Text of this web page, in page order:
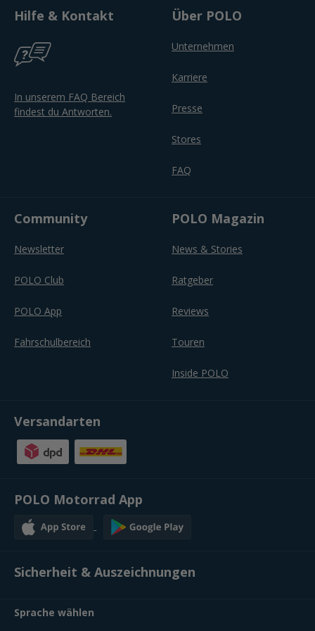
Hilfe & Kontakt
In unserem FAQ Bereich
findest du Antworten.
Über POLO
Unternehmen
Karriere
Presse
Stores
FAQ
Community
Newsletter
POLO Club
POLO App
Fahrschulbereich
POLO Magazin
News & Stories
Ratgeber
Reviews
Touren
Inside POLO
Versandarten
POLO Motorrad App
Sicherheit & Auszeichnungen
Sprache wählen